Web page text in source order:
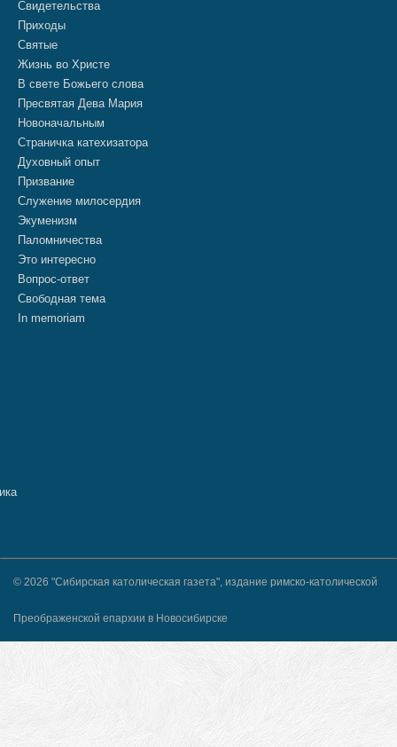
Свидетельства
Приходы
Святые
Жизнь во Христе
В свете Божьего слова
Пресвятая Дева Мария
Новоначальным
Страничка катехизатора
Духовный опыт
Призвание
Служение милосердия
Экуменизм
Паломничества
Это интересно
Вопрос-ответ
Свободная тема
In memoriam
© 2026 "Сибирская католическая газета", издание римско-католической
Преображенской епархии в Новосибирске